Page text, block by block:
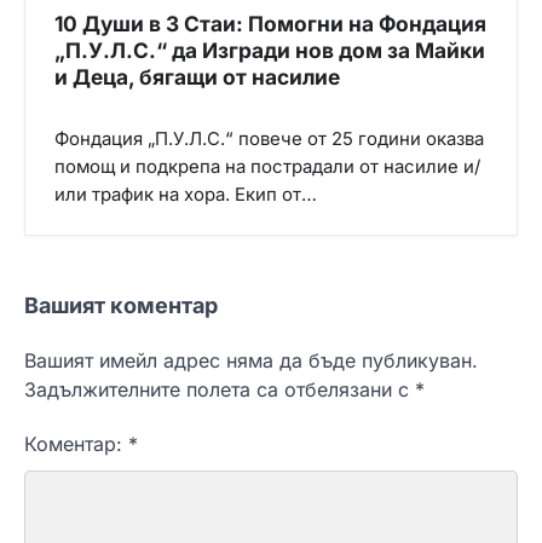
10 Души в 3 Стаи: Помогни на Фондация
„П.У.Л.С.“ да Изгради нов дом за Майки
и Деца, бягащи от насилие
Фондация „П.У.Л.С.“ повече от 25 години оказва
помощ и подкрепа на пострадали от насилие и/
или трафик на хора. Екип от…
Вашият коментар
Вашият имейл адрес няма да бъде публикуван.
Задължителните полета са отбелязани с *
Коментар: *